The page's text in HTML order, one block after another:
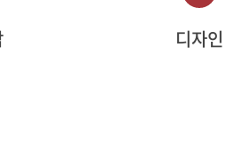
디자인